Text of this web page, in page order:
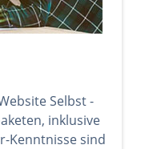
Selbst -
inklusive
Kenntnisse sind